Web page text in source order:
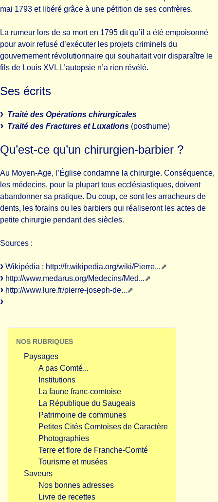
mai 1793 et libéré grâce à une pétition de ses confrères.
La rumeur lors de sa mort en 1795 dit qu’il a été empoisonné
pour avoir refusé d’exécuter les projets criminels du
gouvernement révolutionnaire qui souhaitait voir disparaître le
fils de Louis XVI. L’autopsie n’a rien révélé.
Ses écrits
Traité des Opérations chirurgicales
Traité des Fractures et Luxations (posthume)
Qu’est-ce qu’un chirurgien-barbier ?
Au Moyen-Age, l’Église condamne la chirurgie. Conséquence,
les médecins, pour la plupart tous ecclésiastiques, doivent
abandonner sa pratique. Du coup, ce sont les arracheurs de
dents, les forains ou les barbiers qui réaliseront les actes de
petite chirurgie pendant des siècles.
Sources :
Wikipédia : http://fr.wikipedia.org/wiki/Pierre...
http://www.medarus.org/Medecins/Med...
http://www.lure.fr/pierre-joseph-de...
NOS RUBRIQUES
Paysages
A pas Comté...
Institutions
La faune franc-comtoise
La République du Saugeais
Patrimoine de communes
Petites Cités Comtoises de Caractère
Photographies
Terre et flore de Franche-Comté
Tourisme et musées
Saveurs
Nos bonnes adresses
Livre de recettes